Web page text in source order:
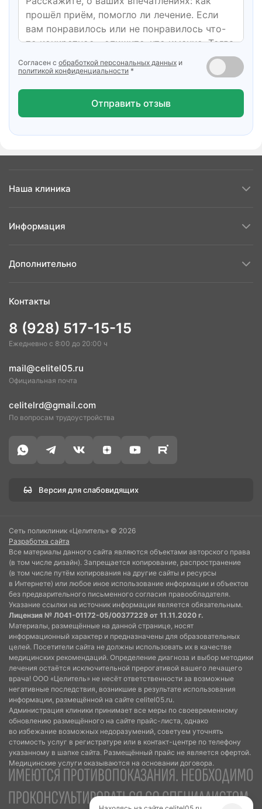
Согласен с обработкой персональных данных и
политикой конфиденциальности *
Отправить отзыв
Наша клиника
Информация
Дополнительно
Контакты
8 (928) 517-15-15
Ежедневно с 8:00 до 20:00 ч
mail@celitel05.ru
Официальная почта
celitelrd@gmail.com
По вопросам трудоустройства
Версия для слабовидящих
Сеть поликлиник «Целитель» © 2026
Разработка сайта
Все материалы данного сайта являются объектами авторского права
(в том числе дизайн). Запрещается копирование, распространение
(в том числе путём копирования на другие сайты и ресурсы
в Интернете) или любое иное использование информации и объектов
без предварительного письменного согласия правообладателя.
Указание ссылки на источник информации является обязательным.
Лицензия № Л041-01172-05/00377229 от 11.11.2020 г.
Материалы, размещённые на данной странице, носят
информационный характер и предназначены для образовательных
целей. Посетители сайта не должны использовать их в качестве
медицинских рекомендаций. Определение диагноза и выбор методики
лечения остаётся исключительной прерогативой вашего лечащего
врача! ООО «Целитель» не несёт ответственности за возможные
негативные последствия, возникшие в результате использования
информации, размещённой на сайте celitel05.ru.
Администрация клиники принимает все меры по своевременному
обновлению размещённого на сайте прайс-листа, однако
во избежание возможных недоразумений, советуем уточнять
стоимость услуг в регистратуре или в контакт-центре по телефону
указанному в шапке сайта. Размещённый прайс не является офертой.
Медицинские услуги оказываются на основании договора.